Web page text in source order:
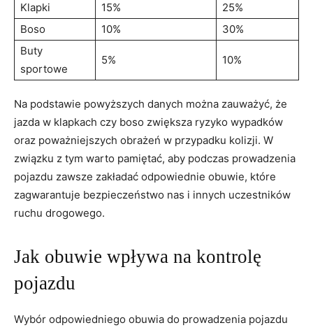
Klapki
15%
25%
Boso
10%
30%
Buty
sportowe
5% 10%
Na podstawie powyższych danych można zauważyć, że
jazda w klapkach czy boso zwiększa ryzyko wypadków
oraz poważniejszych obrażeń w przypadku kolizji. W
związku z tym warto pamiętać, aby podczas prowadzenia
pojazdu zawsze zakładać odpowiednie obuwie, które
zagwarantuje bezpieczeństwo nas i innych uczestników
ruchu drogowego.
Jak obuwie wpływa na kontrolę
pojazdu
Wybór odpowiedniego obuwia do prowadzenia pojazdu